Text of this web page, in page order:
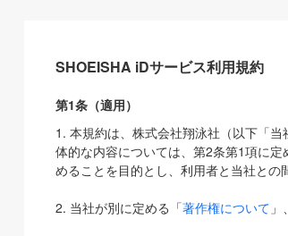
SHOEISHA iDサービス利用規約
第1条（適用）
1. 本規約は、株式会社翔泳社（以下「
体的な内容については、第2条第1項に
めることを目的とし、利用者と当社との
2. 当社が別に定める「著作権について